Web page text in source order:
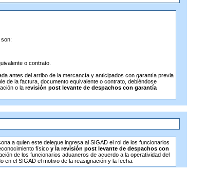
o contrato.
antes del arribo de la mercancía y anticipados con garantía previa
de la factura, documento equivalente o contrato, debiéndose
o la revisión post levante de despachos con garantía
a quien este delegue ingresa al SIGAD el rol de los funcionarios
físico y la revisión post levante de despachos con
de los funcionarios aduaneros de acuerdo a la operatividad del
en el SIGAD el motivo de la reasignación y la fecha.